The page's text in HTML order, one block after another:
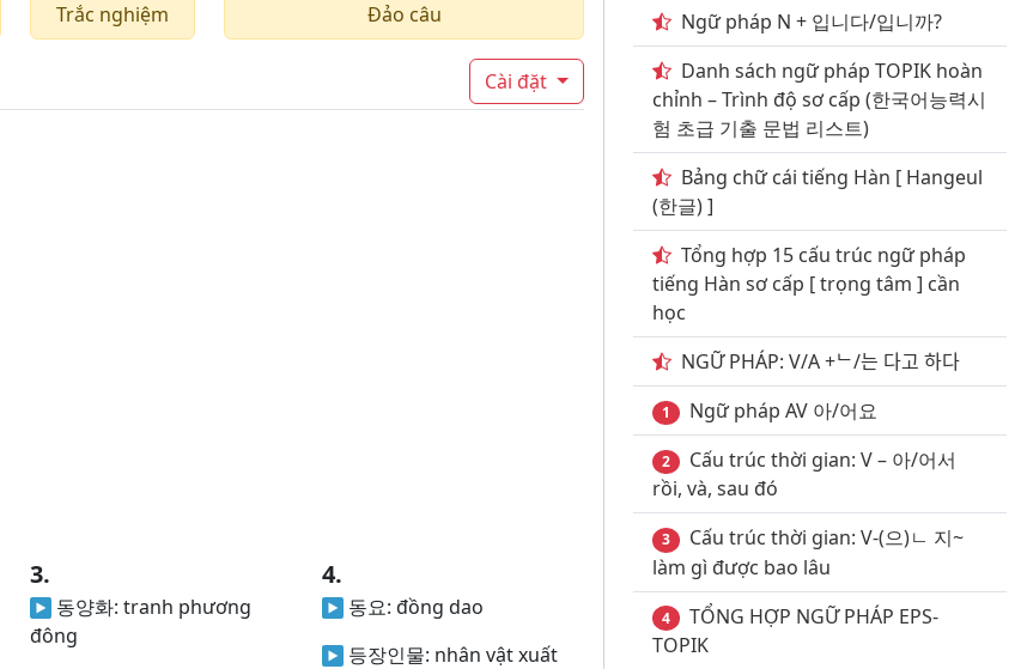
Trắc nghiệm Đảo câu
Cài đặt
3.
동양화: tranh phương
đông
4.
동요: đồng dao
등장인물: nhân vật xuất
Ngữ pháp N + 입니다/입니까?
Danh sách ngữ pháp TOPIK hoàn
chỉnh – Trình độ sơ cấp (한국어능력시
험 초급 기출 문법 리스트)
Bảng chữ cái tiếng Hàn [ Hangeul
(한글) ]
Tổng hợp 15 cấu trúc ngữ pháp
tiếng Hàn sơ cấp [ trọng tâm ] cần
học
NGỮ PHÁP: V/A +ᄂ/는 다고 하다
1 Ngữ pháp AV 아/어요
2
Cấu trúc thời gian: V – 아/어서
rồi, và, sau đó
3
Cấu trúc thời gian: V-(으)ㄴ 지~
làm gì được bao lâu
4
TỔNG HỢP NGỮ PHÁP EPS-
TOPIK